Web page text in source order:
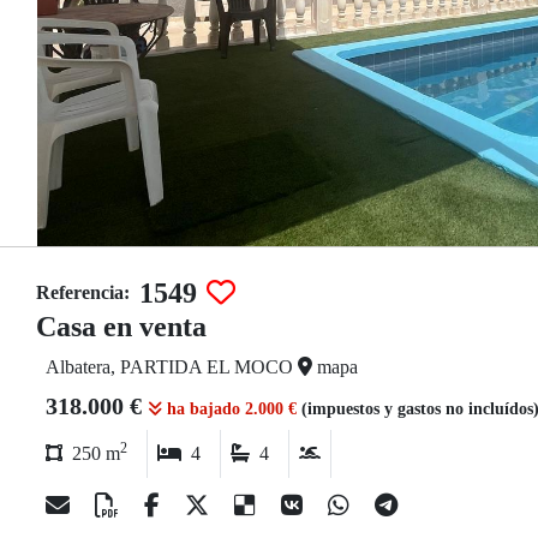
Referencia:
1549
Casa en venta
Albatera, PARTIDA EL MOCO mapa
318.000 € ha bajado 2.000 € (impuestos y gastos no
250 m2 4 4